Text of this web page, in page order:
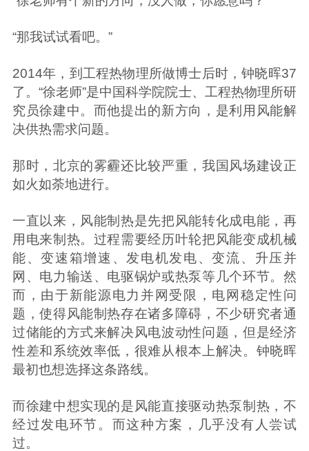
“那我试试看吧。”
2014年，到工程热物理所做博士后时，钟晓晖37
了。“徐老师”是中国科学院院士、工程热物理所研
究员徐建中。而他提出的新方向，是利用风能解
决供热需求问题。
那时，北京的雾霾还比较严重，我国风场建设正
如火如荼地进行。
一直以来，风能制热是先把风能转化成电能，再
用电来制热。过程需要经历叶轮把风能变成机械
能、变速箱增速、发电机发电、变流、升压并
网、电力输送、电驱锅炉或热泵等几个环节。然
而，由于新能源电力并网受限，电网稳定性问
题，使得风能制热存在诸多障碍，不少研究者通
过储能的方式来解决风电波动性问题，但是经济
性差和系统效率低，很难从根本上解决。钟晓晖
最初也想选择这条路线。
而徐建中想实现的是风能直接驱动热泵制热，不
经过发电环节。而这种方案，几乎没有人尝试
过。